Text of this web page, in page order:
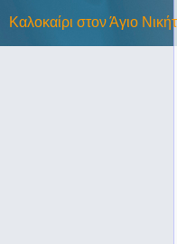
Καλοκαίρι στον Άγιο